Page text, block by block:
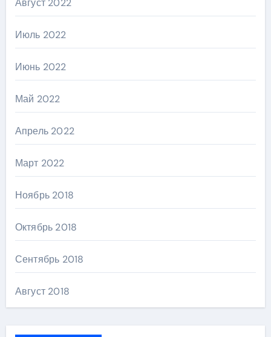
Август 2022
Июль 2022
Июнь 2022
Май 2022
Апрель 2022
Март 2022
Ноябрь 2018
Октябрь 2018
Сентябрь 2018
Август 2018